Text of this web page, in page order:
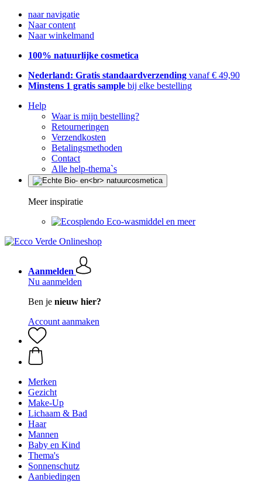
naar navigatie
Naar content
Naar winkelmand
100% natuurlijke cosmetica
Nederland: Gratis standaardverzending vanaf € 49,90
Minstens 1 gratis sample bij elke bestelling
Help
Waar is mijn bestelling?
Retourneringen
Verzendkosten
Betalingsmethoden
Contact
Alle help-thema`s
Meer inspiratie
Eco-wasmiddel en meer
Aanmelden
Nu aanmelden
Ben je nieuw hier?
Account aanmaken
Merken
Gezicht
Make-Up
Lichaam & Bad
Haar
Mannen
Baby en Kind
Thema's
Sonnenschutz
Aanbiedingen